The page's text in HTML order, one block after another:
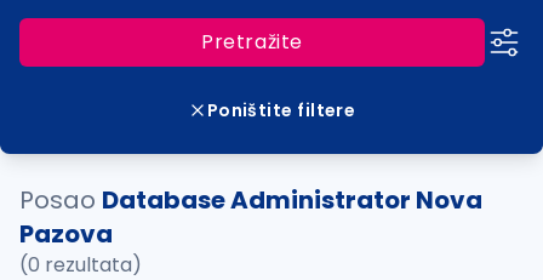
Pretražite
Poništite filtere
Posao Database Administrator Nova
Pazova
(0 rezultata)